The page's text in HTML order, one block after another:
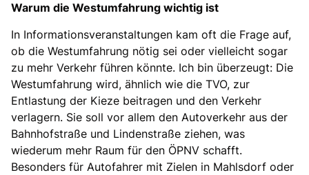
Warum die Westumfahrung wichtig ist
In Informationsveranstaltungen kam oft die Frage auf,
ob die Westumfahrung nötig sei oder vielleicht sogar
zu mehr Verkehr führen könnte. Ich bin überzeugt: Die
Westumfahrung wird, ähnlich wie die TVO, zur
Entlastung der Kieze beitragen und den Verkehr
verlagern. Sie soll vor allem den Autoverkehr aus der
Bahnhofstraße und Lindenstraße ziehen, was
wiederum mehr Raum für den ÖPNV schafft.
Besonders für Autofahrer mit Zielen in Mahlsdorf oder